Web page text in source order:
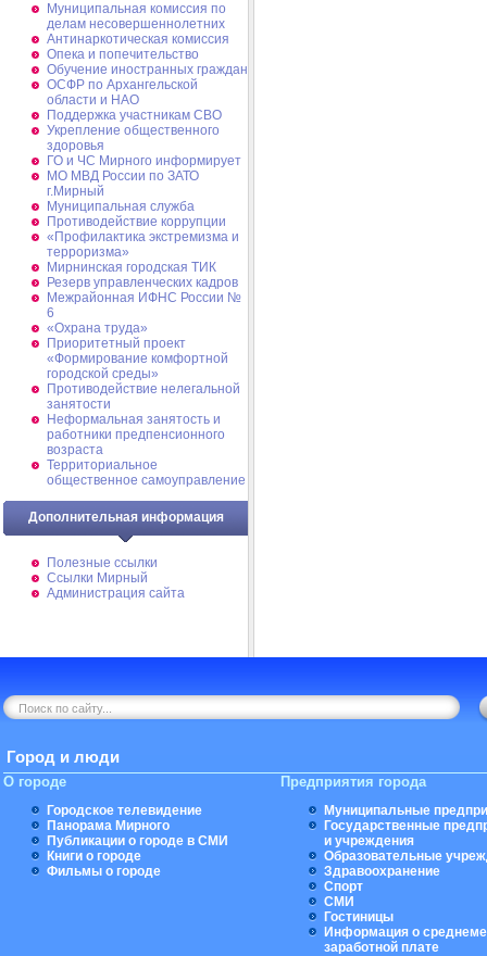
Муниципальная комиссия по
делам несовершеннолетних
Антинаркотическая комиссия
Опека и попечительство
Обучение иностранных граждан
ОСФР по Архангельской
области и НАО
Поддержка участникам СВО
Укрепление общественного
здоровья
ГО и ЧС Мирного информирует
МО МВД России по ЗАТО
г.Мирный
Муниципальная cлужба
Противодействие коррупции
«Профилактика экстремизма и
терроризма»
Мирнинская городская ТИК
Резерв управленческих кадров
Межрайонная ИФНС России №
6
«Охрана труда»
Приоритетный проект
«Формирование комфортной
городской среды»
Противодействие нелегальной
занятости
Неформальная занятость и
работники предпенсионного
возраста
Территориальное
общественное самоуправление
Дополнительная информация
Полезные ссылки
Ссылки Мирный
Администрация сайта
Город и люди
О городе
Городское телевидение
Панорама Мирного
Публикации о городе в СМИ
Книги о городе
Фильмы о городе
Предприятия города
Муниципальные
Государственные
и учреждения
Образовательные
Здравоохранение
Спорт
СМИ
Гостиницы
Информация о
заработной плате